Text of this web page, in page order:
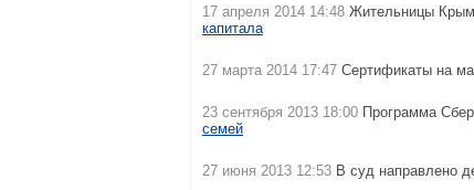
17 апреля 2014 14:48 Жительницы
капитала
27 марта 2014 17:47 Сертификаты на
23 сентября 2013 18:00 Программа
семей
27 июня 2013 12:53 В суд направлено